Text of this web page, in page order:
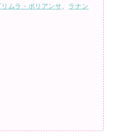
リムラ・ポリアンサ 、 ラナン